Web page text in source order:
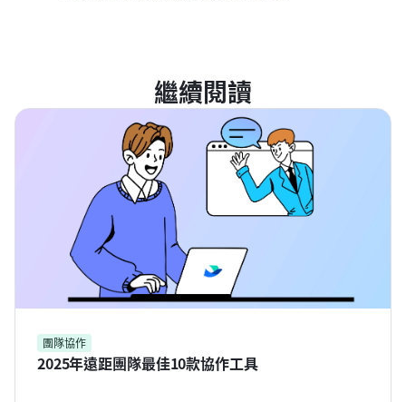
繼續閱讀
團隊協作
2025年遠距團隊最佳10款協作工具